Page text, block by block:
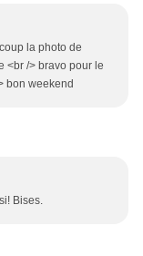
la photo de
<br /> bravo pour le
bon weekend
Bises.